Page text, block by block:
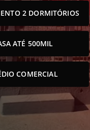
2 DORMITÓRIOS
ATÉ 500MIL
COMERCIAL